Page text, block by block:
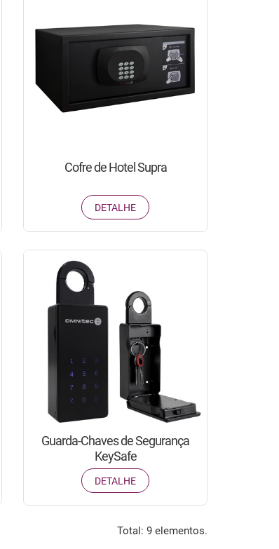
Cofre de Hotel Supra
DETALHE
Guarda-Chaves de Segurança
KeySafe
DETALHE
Total: 9 elementos.